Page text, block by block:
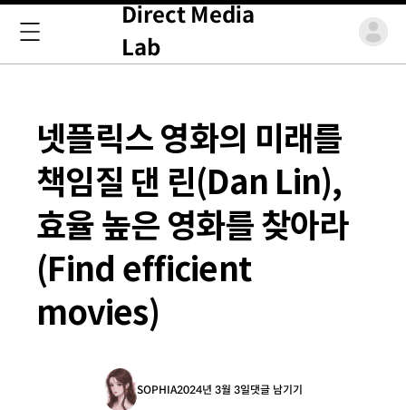
Direct Media
Lab
넷플릭스 영화의 미래를
책임질 댄 린(Dan Lin),
효율 높은 영화를 찾아라
(Find efficient
movies)
SOPHIA2024년 3월 3일댓글 남기기